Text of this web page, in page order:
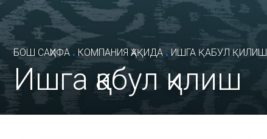
БОШ САҲИФА . КОМПАНИЯ ҲАҚИДА .ИШГА ҚАБУЛ ҚИЛИШ
Ишга қабул қилиш